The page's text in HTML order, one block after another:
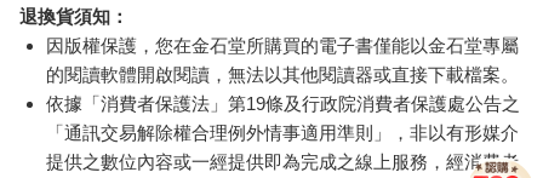
退換貨須知：
因版權保護，您在金石堂所購買的電子書僅能以金石堂專屬
的閱讀軟體開啟閱讀，無法以其他閱讀器或直接下載檔案。
依據「消費者保護法」第19條及行政院消費者保護處公告之
「通訊交易解除權合理例外情事適用準則」，非以有形媒介
提供之數位內容或一經提供即為完成之線上服務，經消費者